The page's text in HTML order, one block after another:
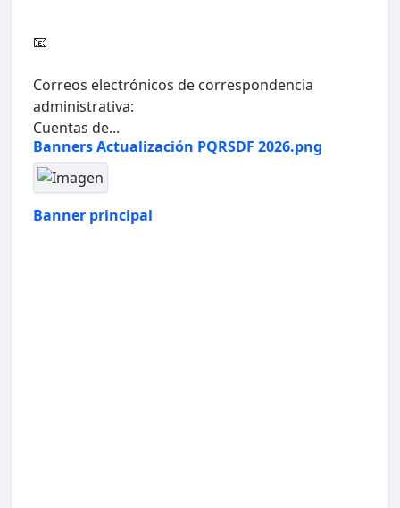
📧
Correos electrónicos de correspondencia
administrativa:
Cuentas de...
Banners Actualización PQRSDF 2026.png
Banner principal